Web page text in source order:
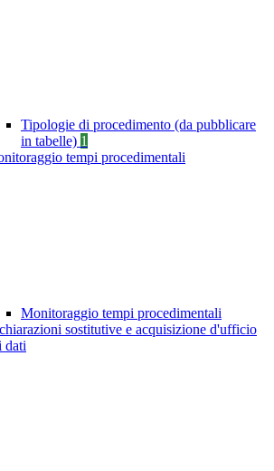
Tipologie di procedimento (da pubblicare
in tabelle) 1
tempi procedimentali
Monitoraggio tempi procedimentali
sostitutive e acquisizione d'ufficio
dati